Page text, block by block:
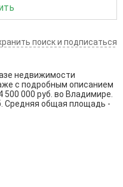
поиск и подписаться
недвижимости
с подробным описанием
500 000 руб. во Владимире.
Средняя общая площадь -